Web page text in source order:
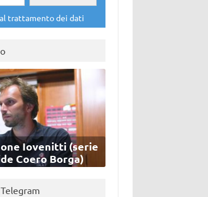
trattamento dei dati
Iovenitti (serie
Coero Borga)